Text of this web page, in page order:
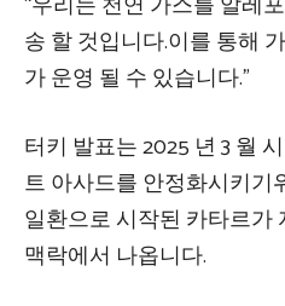
송 할 것입니다.이를 통해
가 운영 될 수 있습니다.”
터키 발표는 2025 년 3 월
트 아사드를 안정화시키기
일환으로 시작된 카타르가
맥락에서 나옵니다.